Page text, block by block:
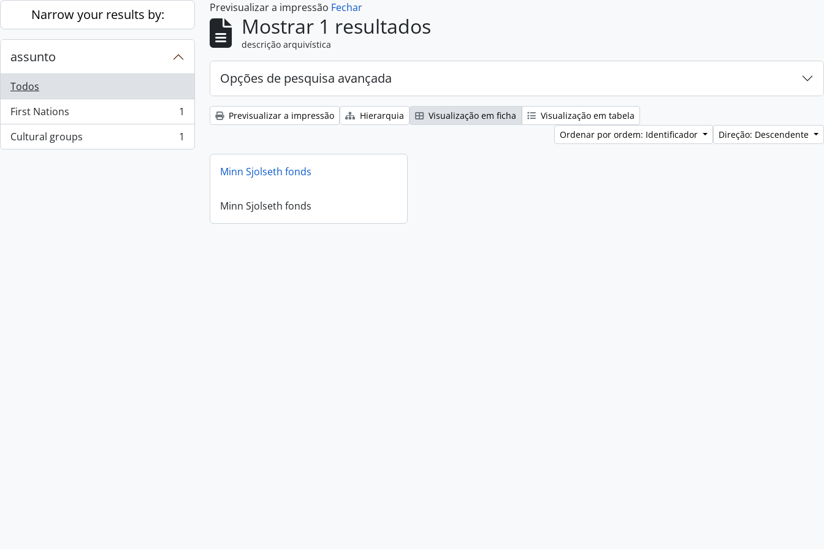
Skip to main content
Narrow your results by:
assunto
Todos
First Nations
, 1 resultados
1
Cultural groups
, 1 resultados 1
Previsualizar a impressão Fechar
Mostrar 1 resultados
descrição arquivística
Opções de pesquisa avançada
Previsualizar a impressão Hierarquia Visualização em ficha
Visualização em tabela
Ordenar por ordem: Identificador
Direção: Descendente
Minn Sjolseth fonds
Minn Sjolseth fonds